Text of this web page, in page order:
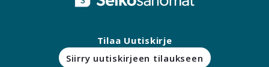
Tilaa Uutiskirje
Siirry uutiskirjeen tilaukseen